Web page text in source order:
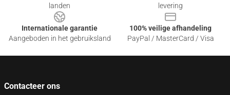
landen
levering
Internationale garantie
Aangeboden in het gebruiksland
100% veilige afhandeling
PayPal / MasterCard / Visa
Contacteer ons